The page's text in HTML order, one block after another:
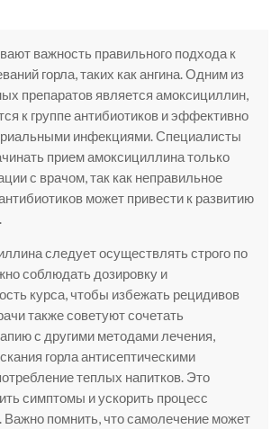
важность правильного подхода к
горла, таких как ангина. Одним из
препаратов является амоксициллин,
к группе антибиотиков и эффективно
инфекциями. Специалисты
прием амоксициллина только
с врачом, так как неправильное
может привести к развитию
следует осуществлять строго по
соблюдать дозировку и
курса, чтобы избежать рецидивов
также советуют сочетать
с другими методами лечения,
горла антисептическими
теплых напитков. Это
симптомы и ускорить процесс
Важно помнить, что самолечение может